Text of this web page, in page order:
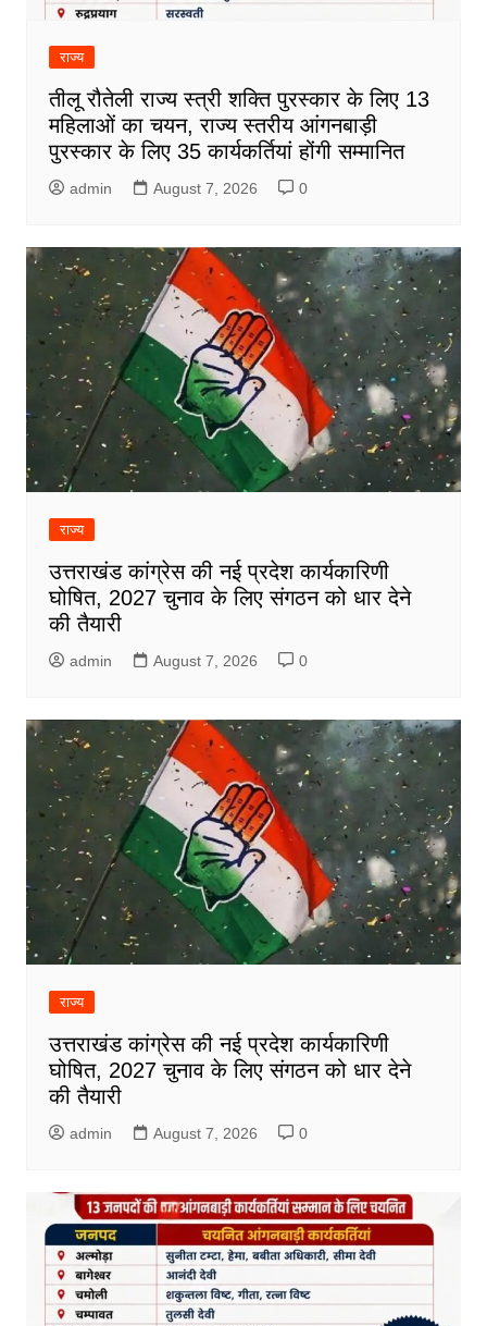
राज्य
तीलू रौतेली राज्य स्त्री शक्ति पुरस्कार के लिए 13
महिलाओं का चयन, राज्य स्तरीय आंगनबाड़ी
पुरस्कार के लिए 35 कार्यकर्तियां होंगी सम्मानित
admin August 7, 2026 0
राज्य
उत्तराखंड कांग्रेस की नई प्रदेश कार्यकारिणी
घोषित, 2027 चुनाव के लिए संगठन को धार देने
की तैयारी
admin August 7, 2026 0
राज्य
उत्तराखंड कांग्रेस की नई प्रदेश कार्यकारिणी
घोषित, 2027 चुनाव के लिए संगठन को धार देने
की तैयारी
admin August 7, 2026 0